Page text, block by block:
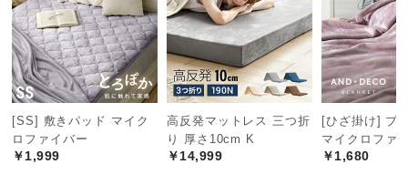
て
保
証
に
つ
い
て
[SS] 敷きパッド マイク
ロファイバー
￥1,999
高反発マットレス 三つ折
り 厚さ10cm K
￥14,999
[ひざ掛け] ブ
マイクロファ
￥1,680